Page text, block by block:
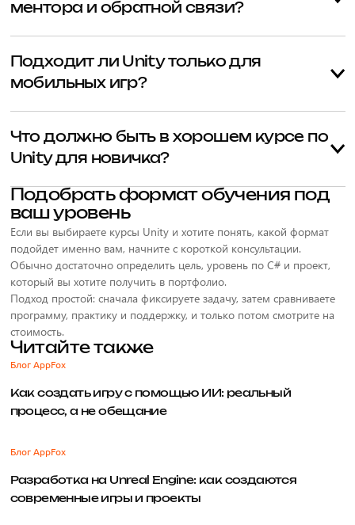
ментора и обратной связи?
портфолио поддержка почти обязательна.
Подходит ли Unity только для
мобильных игр?
приложений и прототипов.
Что должно быть в хорошем курсе по
Unity для новичка?
Пошаговая программа, база по C#, практика, проекты для
портфолио и понятный формат обратной связи.
Подобрать формат обучения под
ваш уровень
Если вы выбираете курсы Unity и хотите понять, какой формат
подойдет именно вам, начните с короткой консультации.
Обычно достаточно определить цель, уровень по C# и проект,
который вы хотите получить в портфолио.
Подход простой: сначала фиксируете задачу, затем сравниваете
программу, практику и поддержку, и только потом смотрите на
стоимость.
Читайте также
Блог AppFox
Как создать игру с помощью ИИ: реальный
процесс, а не обещание
Блог AppFox
Разработка на Unreal Engine: как создаются
современные игры и проекты